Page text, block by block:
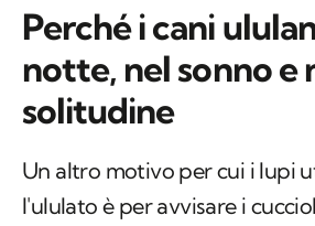
Perché i cani
notte, nel sonno e
solitudine
Un altro motivo per cui i lupi
l'ululato è per avvisare i